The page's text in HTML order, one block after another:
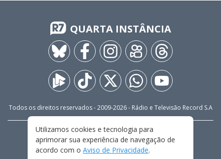
QUARTA INSTÂNCIA
Todos os direitos reservados - 2009-2026- Rádio e Televisão Record S.A
FALE CONOSCO
PRIVACIDADE
TERMOS E CONDIÇÕES DE USO
Utilizamos cookies e tecnologia para
aprimorar sua experiência de navegação de
acordo com o Aviso de Privacidade.